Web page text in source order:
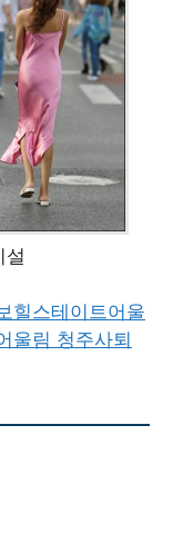
힐스테이트어울
울림 청주사퇴